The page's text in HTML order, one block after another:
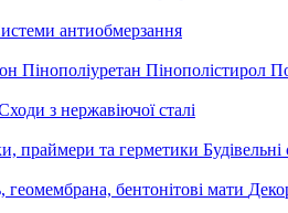
антиобмерзання
Пінополіуретан Пінополістирол
з нержавіючої сталі
праймери та герметики Будівельні
геомембрана, бентонітові мати